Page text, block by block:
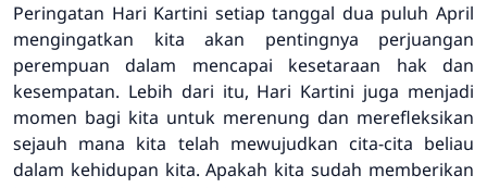
Peringatan Hari Kartini setiap tanggal dua puluh April
mengingatkan kita akan pentingnya perjuangan
perempuan dalam mencapai kesetaraan hak dan
kesempatan. Lebih dari itu, Hari Kartini juga menjadi
momen bagi kita untuk merenung dan merefleksikan
sejauh mana kita telah mewujudkan cita-cita beliau
dalam kehidupan kita. Apakah kita sudah memberikan